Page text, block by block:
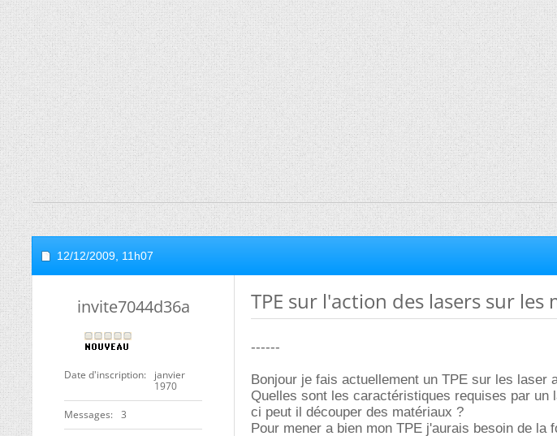
12/12/2009, 11h07
invite7044d36a
Date d'inscription
janvier
1970
Messages 3
TPE sur l'action des lasers sur les
------
Bonjour je fais actuellement un TPE sur les laser
Quelles sont les caractéristiques requises par un
ci peut il découper des matériaux ?
Pour mener a bien mon TPE j'aurais besoin de la